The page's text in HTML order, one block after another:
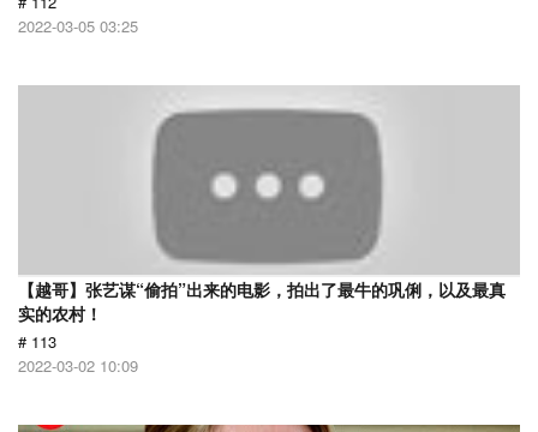
2022-03-05 03:25
【越哥】张艺谋“偷拍”出来的电影，拍出了最牛的巩俐，以及最真
实的农村！
# 113
2022-03-02 10:09